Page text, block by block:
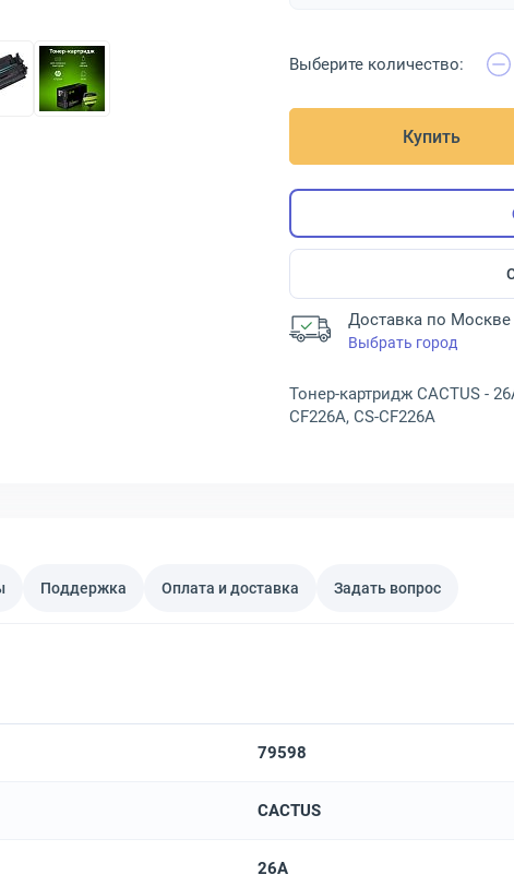
Выберите количество:
Купить
Доставка по Москве
Выбрать город
Тонер-картридж CACTUS -
CF226A, CS-CF226A
Поддержка Оплата и доставка Задать вопрос
79598
CACTUS
26A